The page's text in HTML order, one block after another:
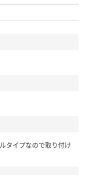
タイプなので取り付け